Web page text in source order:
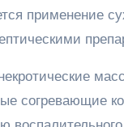
применение
согревающие